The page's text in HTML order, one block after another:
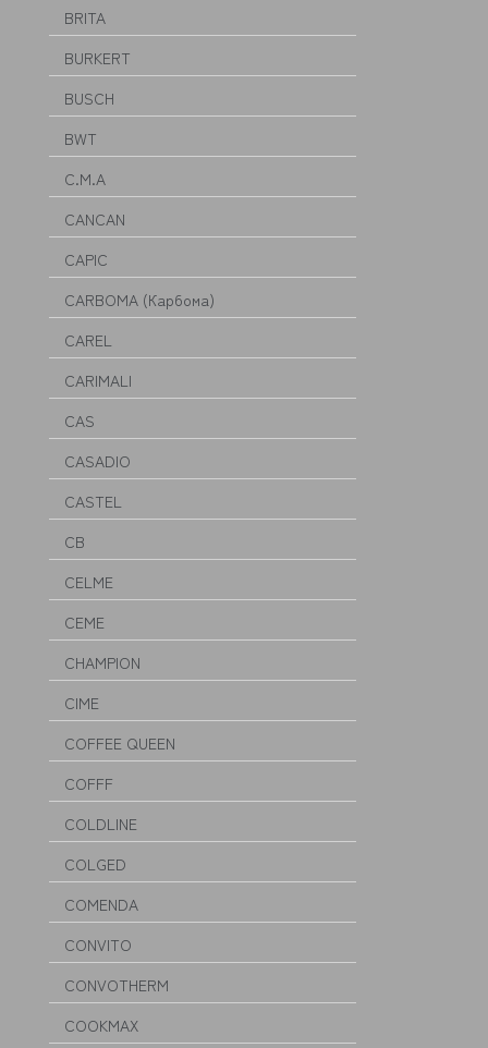
BRITA
BURKERT
BUSCH
BWT
C.M.A
CANCAN
CAPIC
CARBOMA (Карбома)
CAREL
CARIMALI
CAS
CASADIO
CASTEL
CB
CELME
CEME
CHAMPION
CIME
COFFEE QUEEN
COFFF
COLDLINE
COLGED
COMENDA
CONVITO
CONVOTHERM
COOKMAX